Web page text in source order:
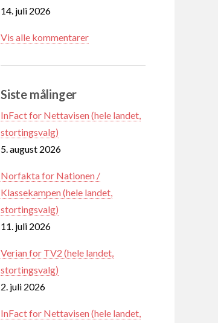
14. juli 2026
Vis alle kommentarer
Siste målinger
InFact for Nettavisen (hele landet,
stortingsvalg)
5. august 2026
Norfakta for Nationen /
Klassekampen (hele landet,
stortingsvalg)
11. juli 2026
Verian for TV2 (hele landet,
stortingsvalg)
2. juli 2026
InFact for Nettavisen (hele landet,